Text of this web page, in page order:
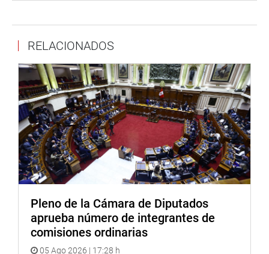
Durante el debate los congresistas Mercedes Aráoz y
Carlos Bruce, de la bancada oficialista, se manifestaron
de acuerdo con la realización de la investigación, pero
solo en lo que corresponde a los hechos ocurridos entre el
2016 y 2017, puesto que los posteriores se encuentran
actualmente en proceso de investigación de la
Contraloría.
Ese no fue el sentir del congresista Marco Miyashiro (FP)
quien pidió ampliar el plazo hasta el gobierno anterior,
refiriendo el hecho de que un asesor nombrado por Pedro
parte de una red de corrupción en el Ministerio de Salud, y
fue el mismo asesor del exministro del Interior, Carlos
Basombrío del anterior gobierno.
RELACIONADOS
Pleno de la Cámara de Diputados
aprueba número de integrantes de
comisiones ordinarias
05 Ago 2026 | 17:28 h